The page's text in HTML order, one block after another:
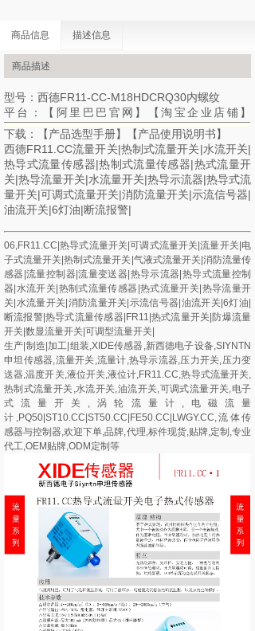
商品信息 描述信息
商品描述
型号：西德FR11-CC-M18HDCRQ30内螺纹
平台：【 阿里巴巴官网 】【淘宝企业店铺 】
下载：【产品选型手册】【产品使用说明书】
西德FR11.CC流量开关|热制式流量开关|水流开关|
热导式流量传感器|热制式流量传感器|热式流量开
关|热导流量开关|水流量开关|热导示流器|热导式流
量开关|可调式流量开关|消防流量开关|示流信号器|
油流开关|6灯油|断流报警|
06,FR11.CC|热导式流量开关|可调式流量开关|流量开关|电
子式流量开关|热制式流量开关|气液式流量开关|消防流量传
感器|流量控制器|流量变送器|热导示流器|热导式流量控制
器|水流开关|热制式流量传感器|热式流量开关|热导流量开
关|水流量开关|消防流量开关|示流信号器|油流开关|6灯油|
断流报警|热导式流量传感器|FR11|热式流量开关|防爆流量
开关|数显流量开关|可调型流量开关|
生产|制造|加工|组装,XIDE传感器,新西德电子设备,SIYNTN
申坦传感器,流量开关,流量计,热导示流器,压力开关,压力变
送器,温度开关,液位开关,液位计,FR11.CC,热导式流量开关,
热制式流量开关,水流开关,油流开关,可调式流量开关,电子
式流量开关,涡轮流量计,电磁流量
计,PQ50|ST10.CC|ST50.CC|FE50.CC|LWGY.CC,流体传
感器与控制器,欢迎下单,品牌,代理,标件现货,贴牌,定制,专业
代工,OEM贴牌,ODM定制等